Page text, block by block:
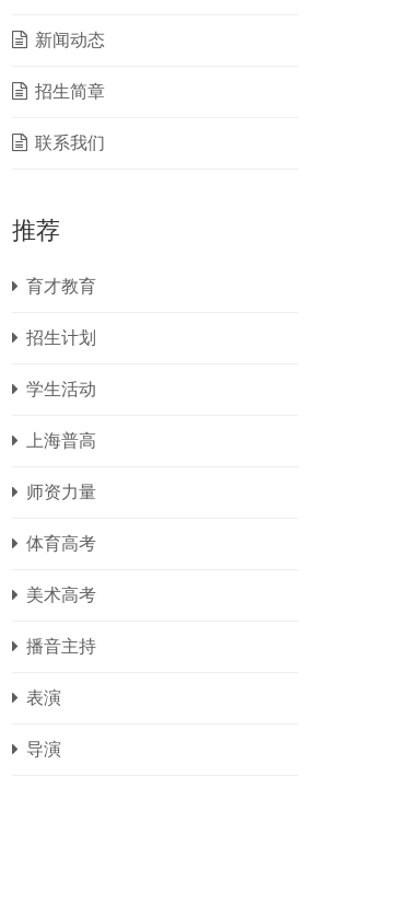
新闻动态
招生简章
联系我们
推荐
育才教育
招生计划
学生活动
上海普高
师资力量
体育高考
美术高考
播音主持
表演
导演